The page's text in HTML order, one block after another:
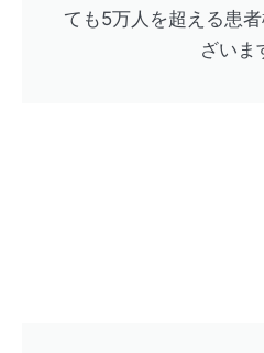
ても5万人を超える患
ざいま